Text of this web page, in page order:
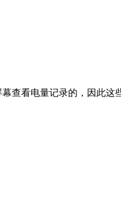
查看电量记录的，因此这